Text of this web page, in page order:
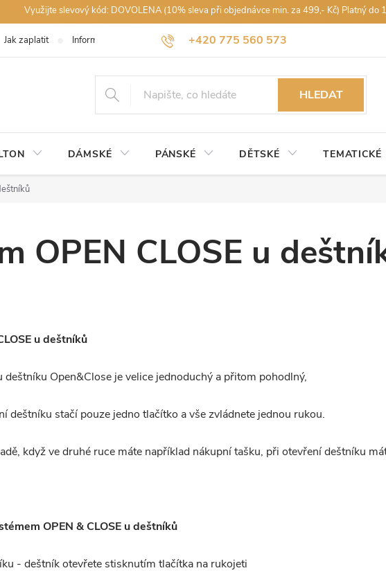
Využijte slevový kód: DOVOLENA (10% sleva při objednávce min. za 499,- Kč) Platný do
+420 775 560 573
petra@rajdestniku.cz
Jak zaplatit Informace k nákupu Obchodní podmínky Podmínky ochrany
HLEDAT
DÁMSKÉ PÁNSKÉ DĚTSKÉ TEMATICKÉ
OPEN CLOSE u
u deštníků
deštníku Open&Close je velice jednoduchý a přitom pohodlný,
deštníku stačí pouze jedno tlačítko a vše zvládnete jednou rukou.
když ve druhé ruce máte například nákupní tašku, při otevření deštníku
OPEN & CLOSE u deštníků
- deštník otevřete stisknutím tlačítka na rukojeti